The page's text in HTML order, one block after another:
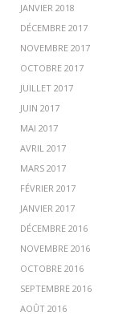
JANVIER 2018
DÉCEMBRE 2017
NOVEMBRE 2017
OCTOBRE 2017
JUILLET 2017
JUIN 2017
MAI 2017
AVRIL 2017
MARS 2017
FÉVRIER 2017
JANVIER 2017
DÉCEMBRE 2016
NOVEMBRE 2016
OCTOBRE 2016
SEPTEMBRE 2016
AOÛT 2016